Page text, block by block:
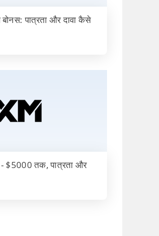
पात्रता और दावा कैसे
$5000 तक, पात्रता और